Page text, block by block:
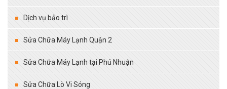
Dịch vụ bảo trì
Sửa Chữa Máy Lạnh Quận 2
Sửa Chữa Máy Lạnh tại Phú Nhuận
Sửa Chữa Lò Vi Sóng